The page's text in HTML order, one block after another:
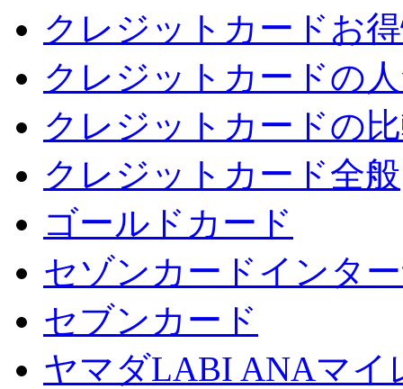
クレジットカードお
クレジットカードの
クレジットカードの
クレジットカード全般
ゴールドカード
セゾンカードインタ
セブンカード
ヤマダLABI ANAマイ